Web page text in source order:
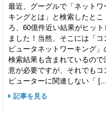
最近、グーグルで「ネットワ
キングとは」と検索したとこ
ろ、60億件近い結果がヒット
ました！当然、そこには「コ
ピュータネットワーキング」
検索結果も含まれているので
意が必要ですが、それでもコ
ピューターに関連しない「
記事を見る